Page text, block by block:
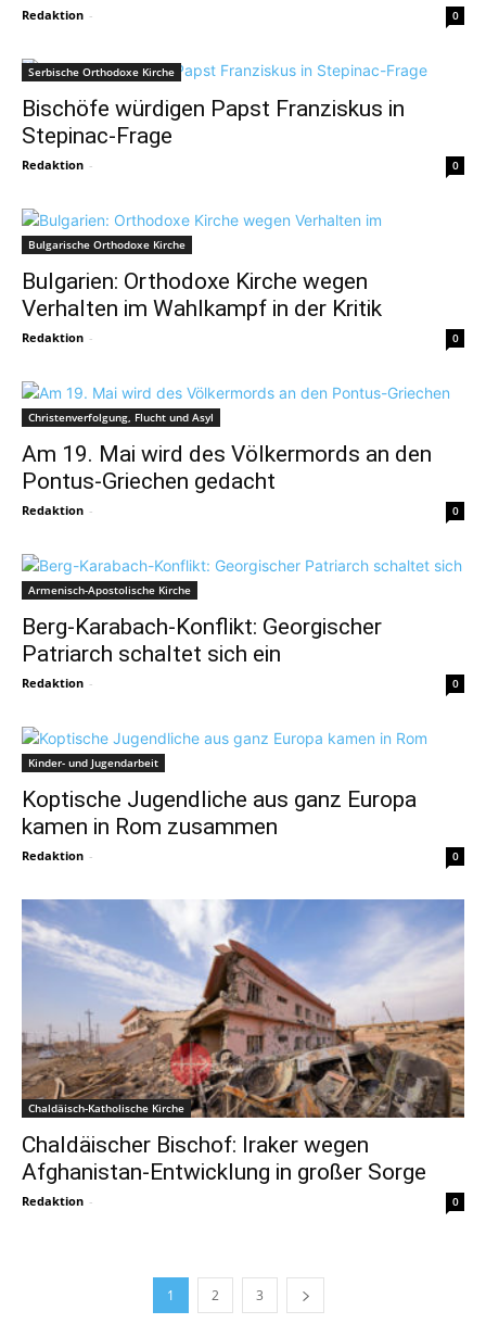
Redaktion - 0
Serbische Orthodoxe Kirche
Bischöfe würdigen Papst Franziskus in
Stepinac-Frage
Redaktion - 0
Bulgarische Orthodoxe Kirche
Bulgarien: Orthodoxe Kirche wegen
Verhalten im Wahlkampf in der Kritik
Redaktion - 0
Christenverfolgung, Flucht und Asyl
Am 19. Mai wird des Völkermords an den
Pontus-Griechen gedacht
Redaktion - 0
Armenisch-Apostolische Kirche
Berg-Karabach-Konflikt: Georgischer
Patriarch schaltet sich ein
Redaktion - 0
Kinder- und Jugendarbeit
Koptische Jugendliche aus ganz Europa
kamen in Rom zusammen
Redaktion - 0
Chaldäisch-Katholische Kirche
Chaldäischer Bischof: Iraker wegen
Afghanistan-Entwicklung in großer Sorge
Redaktion - 0
1 2 3